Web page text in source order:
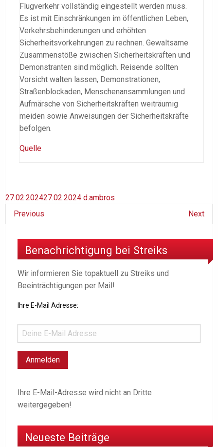
Flugverkehr vollständig eingestellt werden muss.
Es ist mit Einschränkungen im öffentlichen Leben,
Verkehrsbehinderungen und erhöhten
Sicherheitsvorkehrungen zu rechnen. Gewaltsame
Zusammenstöße zwischen Sicherheitskräften und
Demonstranten sind möglich. Reisende sollten
Vorsicht walten lassen, Demonstrationen,
Straßenblockaden, Menschenansammlungen und
Aufmärsche von Sicherheitskräften weiträumig
meiden sowie Anweisungen der Sicherheitskräfte
befolgen.
Quelle
27.02.202427.02.2024 d.ambros
Previous
Next
Benachrichtigung bei Streiks
Wir informieren Sie topaktuell zu Streiks und
Beeinträchtigungen per Mail!
Ihre E-Mail Adresse:
Ihre E-Mail-Adresse wird nicht an Dritte
weitergegeben!
Neueste Beiträge